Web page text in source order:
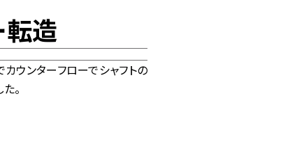
転造
ウンターフローでシャフトの
。